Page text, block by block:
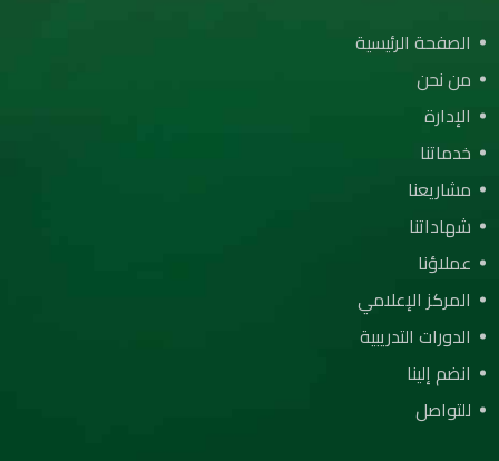
الصفحة الرئيسية
من نحن
الإدارة
خدماتنا
مشاريعنا
شهاداتنا
عملاؤنا
المركز الإعلامي
الدورات التدريبية
انضم إلينا
للتواصل